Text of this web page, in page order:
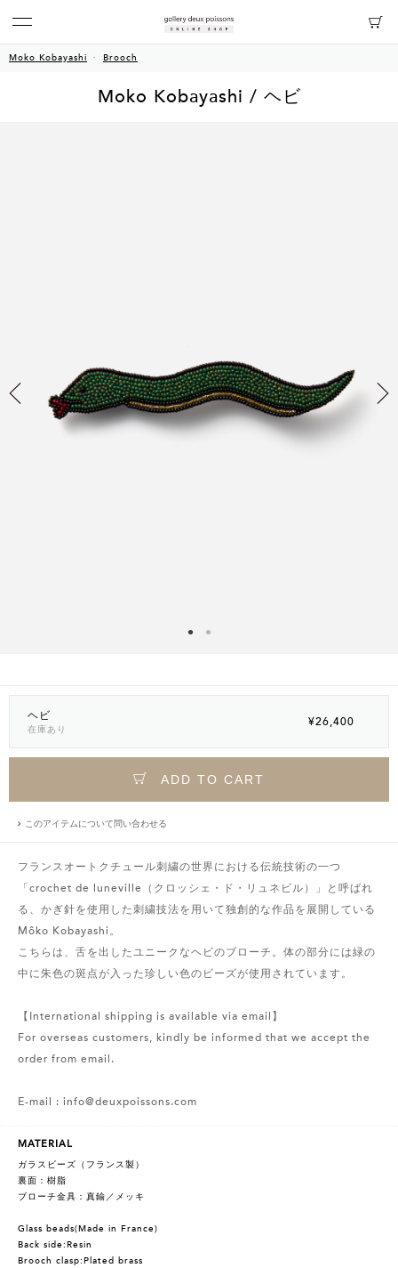
Moko Kobayashi Brooch
Moko Kobayashi / ヘビ
ヘビ
在庫あり
¥26,400
ADD TO CART
このアイテムについて問い合わせる
フランスオートクチュール刺繍の世界における伝統技術の一つ
「crochet de luneville（クロッシェ・ド・リュネビル）」と呼ばれ
る、かぎ針を使用した刺繍技法を用いて独創的な作品を展開している
Môko Kobayashi。
こちらは、舌を出したユニークなヘビのブローチ。体の部分には緑の
中に朱色の斑点が入った珍しい色のビーズが使用されています。
【International shipping is available via email】
For overseas customers, kindly be informed that we accept the
order from email.
E-mail : info@deuxpoissons.com
MATERIAL
ガラスビーズ（フランス製）
裏面：樹脂
ブローチ金具：真鍮／メッキ
Glass beads(Made in France)
Back side:Resin
Brooch clasp:Plated brass